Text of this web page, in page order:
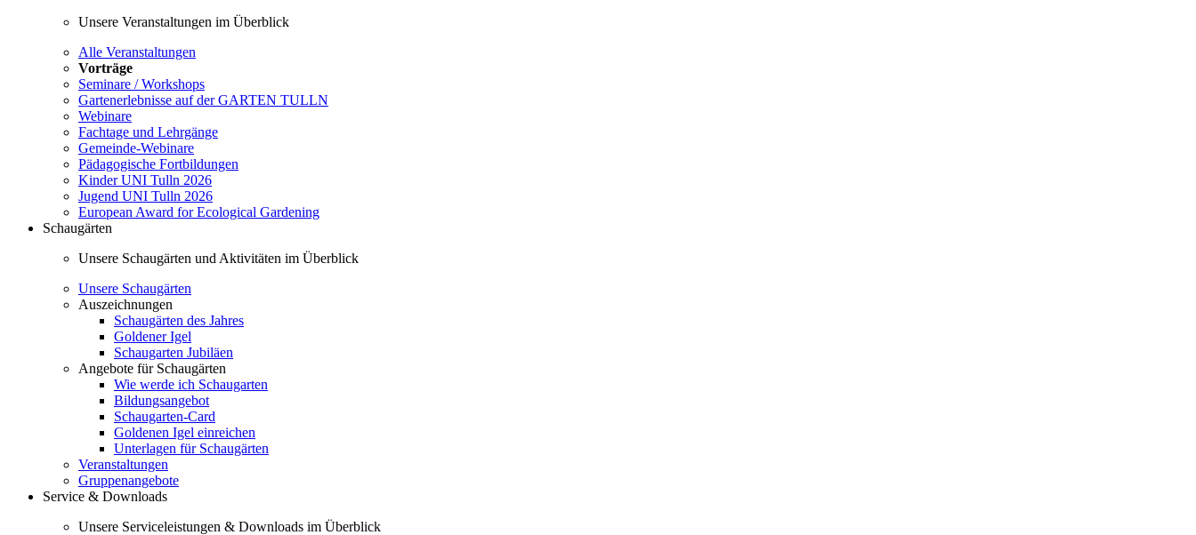
Unsere Veranstaltungen im Überblick
Alle Veranstaltungen
Vorträge
Seminare / Workshops
Gartenerlebnisse auf der GARTEN TULLN
Webinare
Fachtage und Lehrgänge
Gemeinde-Webinare
Pädagogische Fortbildungen
Kinder UNI Tulln 2026
Jugend UNI Tulln 2026
European Award for Ecological Gardening
Schaugärten
Unsere Schaugärten und Aktivitäten im Überblick
Unsere Schaugärten
Auszeichnungen
Schaugärten des Jahres
Goldener Igel
Schaugarten Jubiläen
Angebote für Schaugärten
Wie werde ich Schaugarten
Bildungsangebot
Schaugarten-Card
Goldenen Igel einreichen
Unterlagen für Schaugärten
Veranstaltungen
Gruppenangebote
Service & Downloads
Unsere Serviceleistungen & Downloads im Überblick